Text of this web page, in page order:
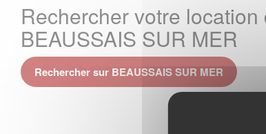
Rechercher votre
BEAUSSAIS SUR MER
Rechercher sur BEAUSSAIS SUR MER